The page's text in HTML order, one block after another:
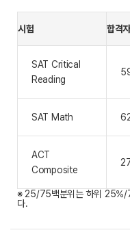
시험 합격
SAT Critical
Reading
SAT Math
ACT
Composite
※ 25/75백분위는 하위 25%/
다.